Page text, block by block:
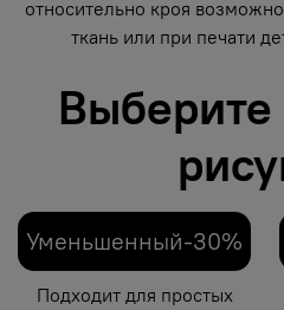
относительно кроя
ткань или при печати
Уменьшенный-30%
Подходит для простых